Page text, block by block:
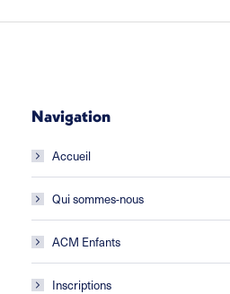
Navigation
Accueil
Qui sommes-nous
ACM Enfants
Inscriptions